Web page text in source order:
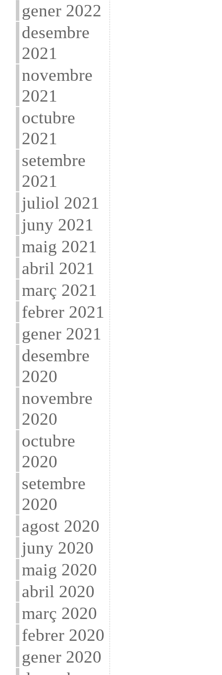
gener 2022
desembre
2021
novembre
2021
octubre
2021
setembre
2021
juliol 2021
juny 2021
maig 2021
abril 2021
març 2021
febrer 2021
gener 2021
desembre
2020
novembre
2020
octubre
2020
setembre
2020
agost 2020
juny 2020
maig 2020
abril 2020
març 2020
febrer 2020
gener 2020